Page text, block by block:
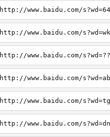
http://www.baidu.com/s?wd=64
http://www.baidu.com/s?wd=wk
http://www.baidu.com/s?wd=??
http://www.baidu.com/s?wd=ab
http://www.baidu.com/s?wd=tg
http://www.baidu.com/s?wd=dn